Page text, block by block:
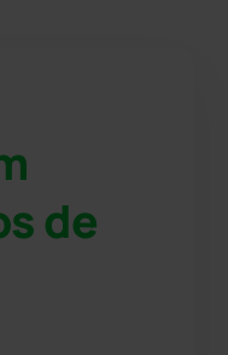
de